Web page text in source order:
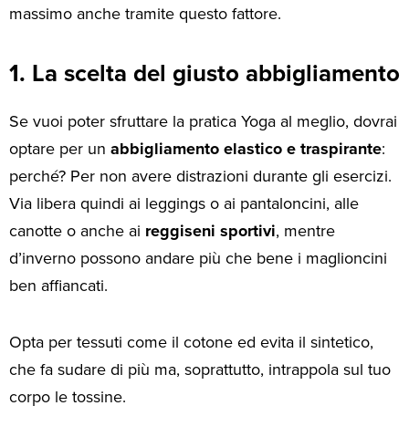
massimo anche tramite questo fattore.
1. La scelta del giusto abbigliamento
Se vuoi poter sfruttare la pratica Yoga al meglio, dovrai
optare per un abbigliamento elastico e traspirante:
perché? Per non avere distrazioni durante gli esercizi.
Via libera quindi ai leggings o ai pantaloncini, alle
canotte o anche ai reggiseni sportivi, mentre
d’inverno possono andare più che bene i maglioncini
ben affiancati.
Opta per tessuti come il cotone ed evita il sintetico,
che fa sudare di più ma, soprattutto, intrappola sul tuo
corpo le tossine.